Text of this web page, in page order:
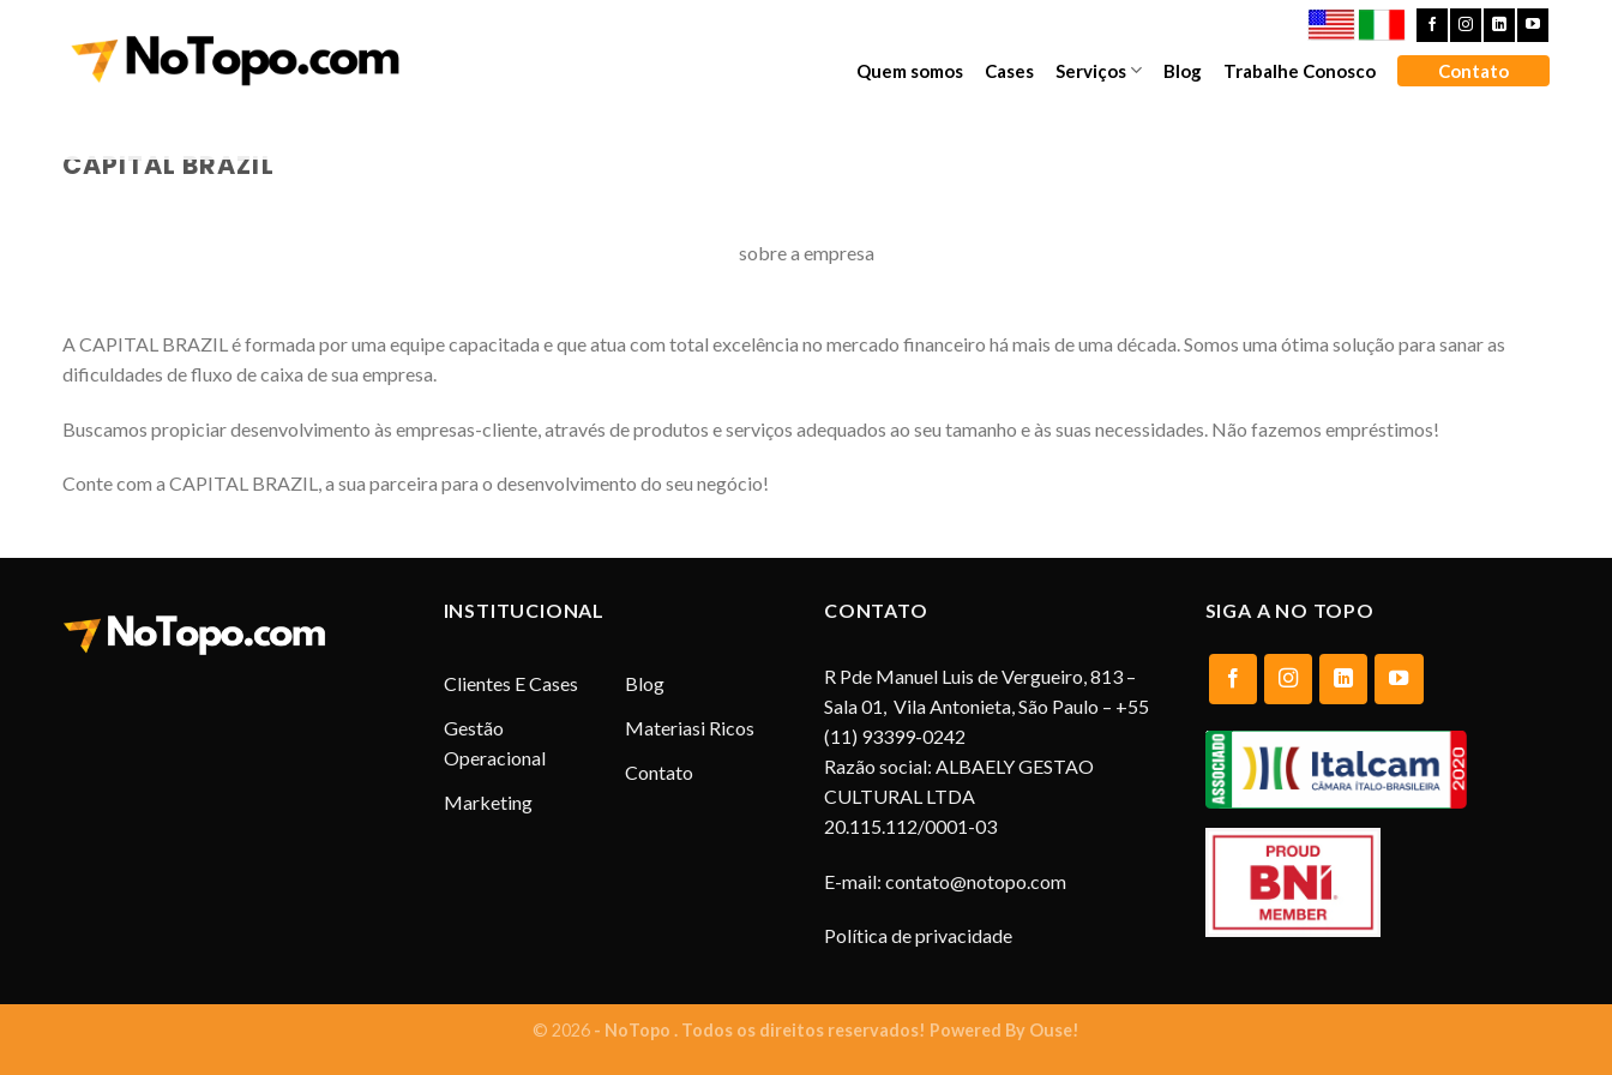
Quem somos Cases Serviços Blog Trabalhe Conosco Contato
CAPITAL BRAZIL
sobre a empresa
A CAPITAL BRAZIL é formada por uma equipe capacitada e que atua com total excelência no mercado financeiro há mais de uma década. Somos uma ótima solução para sanar as
dificuldades de fluxo de caixa de sua empresa.
Buscamos propiciar desenvolvimento às empresas-cliente, através de produtos e serviços adequados ao seu tamanho e às suas necessidades. Não fazemos empréstimos!
Conte com a CAPITAL BRAZIL, a sua parceira para o desenvolvimento do seu negócio!
INSTITUCIONAL
Clientes E Cases
Gestão
Operacional
Marketing
Blog
Materiasi Ricos
Contato
CONTATO
R Pde Manuel Luis de Vergueiro, 813 –
Sala 01, Vila Antonieta, São Paulo – +55
(11) 93399-0242
Razão social: ALBAELY GESTAO
CULTURAL LTDA
20.115.112/0001-03
E-mail: contato@notopo.com
Política de privacidade
SIGA A NO TOPO
© 2026 - NoTopo . Todos os direitos reservados! Powered By Ouse!